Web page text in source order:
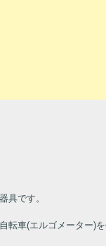
具です。
転車(エルゴメーター)